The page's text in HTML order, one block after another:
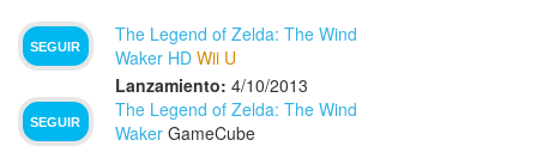
SEGUIR
The Legend of Zelda: The Wind
Waker HD Wii U
Lanzamiento: 4/10/2013
SEGUIR
The Legend of Zelda: The Wind
Waker GameCube